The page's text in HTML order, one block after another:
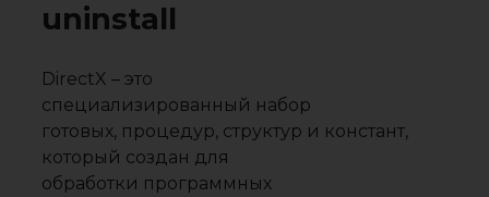
uninstall
DirectX – это
специализированный набор
готовых, процедур, структур и констант,
который создан для
обработки программных